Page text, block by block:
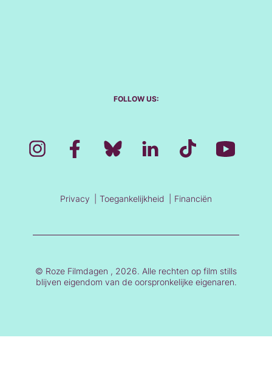
FOLLOW US:
Privacy Toegankelijkheid Financiën
© Roze Filmdagen , 2026. Alle rechten op film stills
blijven eigendom van de oorspronkelijke eigenaren.